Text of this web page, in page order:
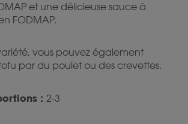
et une délicieuse sauce à
FODMAP.
vous pouvez également
par du poulet ou des crevettes.
: 2-3